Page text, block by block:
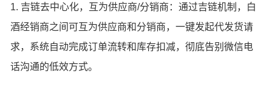
1. 吉链去中心化，互为供应商/分销商：通过吉链机制，白
酒经销商之间可互为供应商和分销商，一键发起代发货请
求，系统自动完成订单流转和库存扣减，彻底告别微信电
话沟通的低效方式。